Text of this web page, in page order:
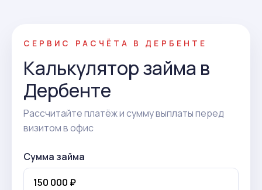
СЕРВИС РАСЧЁТА В ДЕРБЕНТЕ
Калькулятор займа в
Дербенте
Рассчитайте платёж и сумму выплаты перед
визитом в офис
Сумма займа